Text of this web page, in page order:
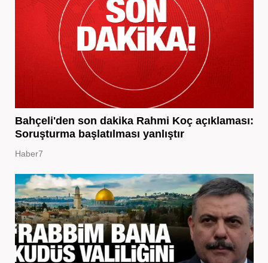
Bahçeli'den son dakika Rahmi Koç açıklaması:
Soruşturma başlatılması yanlıştır
Haber7